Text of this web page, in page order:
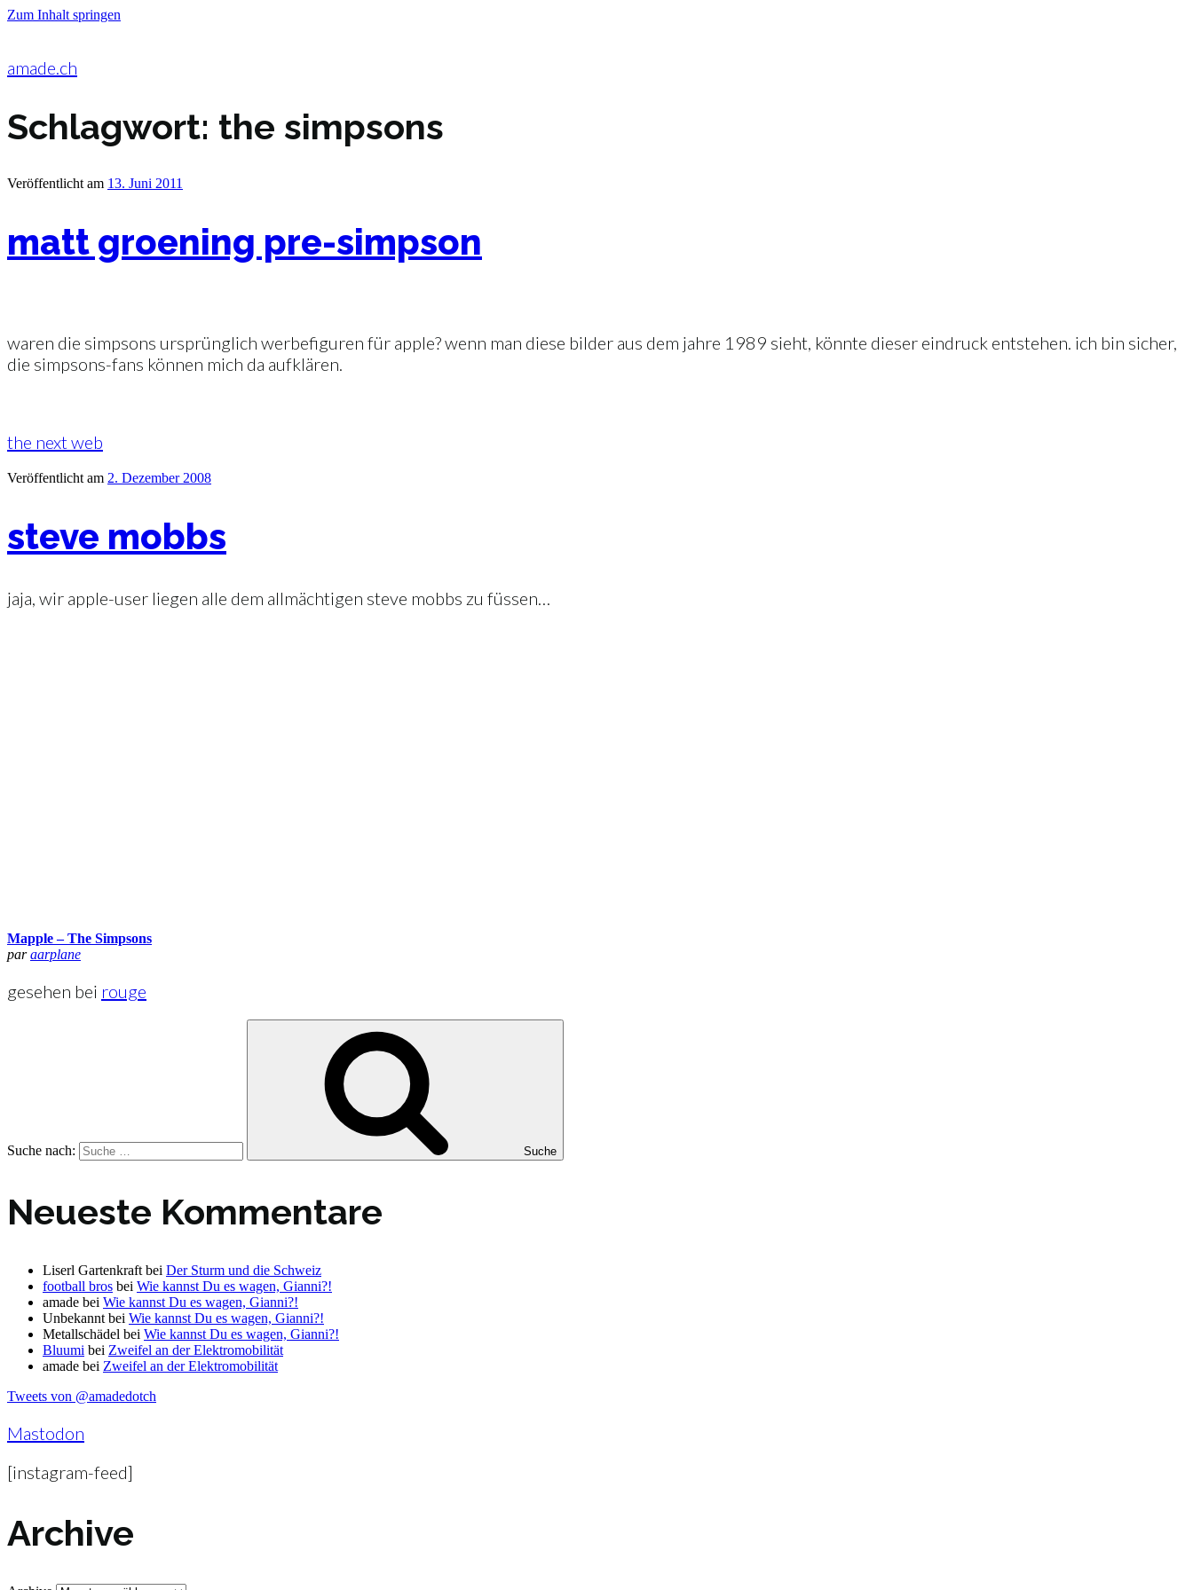
Zum Inhalt springen
amade.ch
Schlagwort: the simpsons
Veröffentlicht am 13. Juni 2011
matt groening pre-simpson
waren die simpsons ursprünglich werbefiguren für apple? wenn man diese bilder aus dem jahre 1989 sieht, könnte dieser eindruck entstehen. ich bin sicher,
die simpsons-fans können mich da aufklären.
the next web
Veröffentlicht am 2. Dezember 2008
steve mobbs
jaja, wir apple-user liegen alle dem allmächtigen steve mobbs zu füssen…
Mapple – The Simpsons
paraarplane
gesehen bei rouge
Suche nach: Suche
Neueste Kommentare
Liserl Gartenkraft bei Der Sturm und die Schweiz
football bros bei Wie kannst Du es wagen, Gianni?!
amade bei Wie kannst Du es wagen, Gianni?!
Unbekannt bei Wie kannst Du es wagen, Gianni?!
Metallschädel bei Wie kannst Du es wagen, Gianni?!
Bluumi bei Zweifel an der Elektromobilität
amade bei Zweifel an der Elektromobilität
Tweets von @amadedotch
Mastodon
[instagram-feed]
Archive